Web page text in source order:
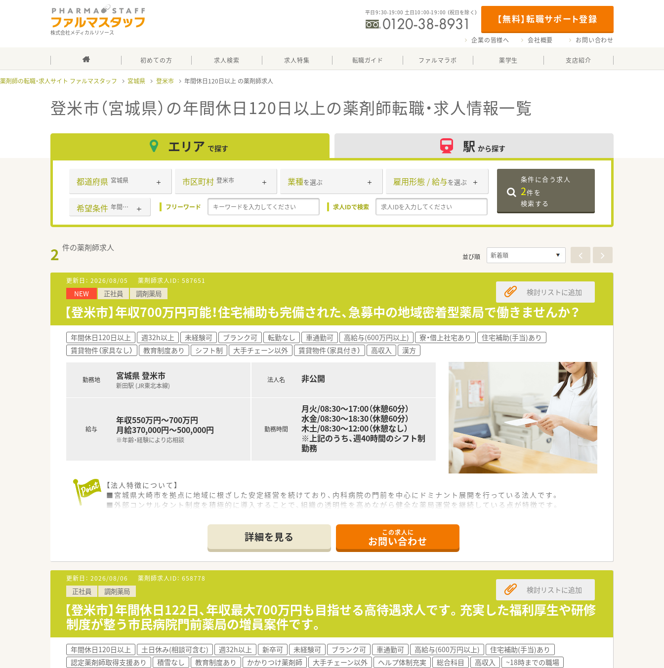
株式会社メディカルリソース
【無料】転職サポート登録
平日9：30-19：00 土日10：00-19：00 （祝日を除く）
企業の皆様へ 会社概要 お問い合わせ
初めての方 求人検索 求人特集 転職ガイド ファルマラボ 薬学生 支店紹介
薬剤師の転職・求人サイト ファルマスタッフ 宮城県 登米市 年間休日120日以上
登米市（宮城県）の年間休日120日以上の薬剤師転職・求人情報一覧
エリア で探す 駅 から探す
都道府県 宮城県 市区町村 登米市 業種を選ぶ 雇用形態 / 給与を選ぶ
希望条件 年間休日120日以上 フリーワード 求人IDで検索
条件に合う求人
2件を
検索する
2 件の薬剤師求人
並び順
更新日： 2026/08/05 薬剤師求人ID： 587651
NEW 正社員 調剤薬局
【登米市】年収700万円可能！住宅補助も完備された、急募中の地域密着型薬局で働きませんか？
検討リストに追加
年間休日120日以上 週32h以上 未経験可 ブランク可 転勤なし 車通勤可 高給与(600万円以上) 寮・借上社宅あり
住宅補助(手当)あり
賃貸物件（家具なし）
教育制度あり シフト制 大手チェーン以外 賃貸物件（家具付き） 高収入 漢方
勤務地 宮城県 登米市
新田駅 (JR東北本線)
給与
年収550万円～700万円
月給370,000円～500,000円
※年齢・経験により応相談
法人名 非公開
勤務時間
月火/08:30～17:00（休憩60分）
水金/08:30～18:30（休憩60分）
木土/08:30～12:00（休憩なし）
※上記のうち、週40時間のシフト制
勤務
【法人特徴について】
■宮城県大崎市を拠点に地域に根ざした安定経営を続けており、内科病院の門前を中心にドミナント展開を行っている法人です。
■外部コンサルタント制度を積極的に導入することで、組織の透明性を高めながら健全な薬局運営を継続している点が特徴です。
■JR東北本線の新田駅から車で12分ほどの距離に位置しており、内科や消化器科を中心に1日90枚から150枚を応需します。
■近隣にある医院より、内科や皮膚科、外科、耳鼻科、漢方内科など非常に幅広い科目の処方箋を受け付けています。
■現在は男性2名と入れ替わりスタッフが在籍しており、事務スタッフも6名体制と厚いため業務に集中できる環境が整っています。
【職場環境と雰囲気】
■採光が取れた明るく心地よい待合室と、整理整頓された清潔感あふれる設備の中で気持ちよく実務に励むことができる環境です。
■薬剤師と事務スタッフの連携が非常にスムーズで、お互いを尊重し助け合う風土が根付いているため馴染みやすい職場です。
■店舗内は最新機器の導入が進んでおり、効率的に業務をこなせるだけでなく、ミスを防ぐための仕組み作りが徹底されています。
【求人情報について】
■正社員の勤務薬剤師として、年収550万円から最大700万円という地域でも高水準な給与体系にてお迎えすることが可能です。
■年間休日が120日以上確保されているため、ワークライフバランスを重視して長く安定して働き続けたい方に最適な求人です。
■住宅の準備や住宅手当の支給などの相談も可能なため、生活環境の変化を伴う転職をご検討中の方にも自信を持って推奨します。
詳細を見る この求人に
お問い合わせ
更新日： 2026/08/06 薬剤師求人ID： 658778
正社員 調剤薬局
【登米市】年間休日122日、年収最大700万円も目指せる高待遇求人です。充実した福利厚生や研修
制度が整う市民病院門前薬局の増員案件です。
検討リストに追加
年間休日120日以上 土日休み(相談可含む) 週32h以上 新卒可 未経験可 ブランク可 車通勤可 高給与(600万円以上)
住宅補助(手当)あり
認定薬剤師取得支援あり
積雪なし 教育制度あり かかりつけ薬剤師 大手チェーン以外 ヘルプ体制充実 総合科目 高収入 ~18時までの職場